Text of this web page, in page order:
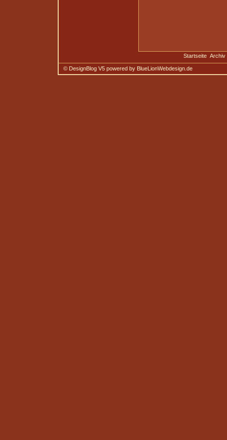
Startseite Archiv
© DesignBlog V5 powered by BlueLionWebdesign.de